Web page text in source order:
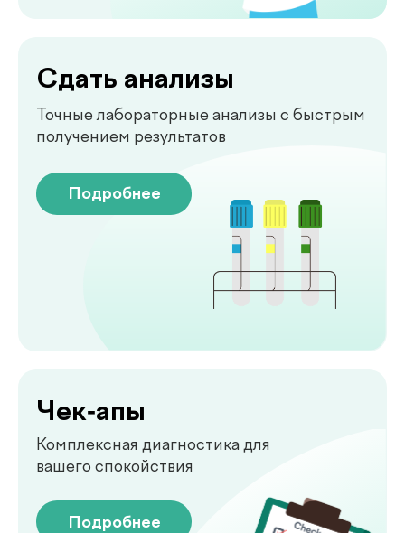
Рентген
Быстрая и точная диагностика состояния
Узи
оценки состояния органов